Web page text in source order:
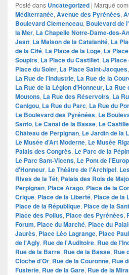
Posté dans Uncategorized | Marqué
Méditerranée, Avenue des Pyrénées,
Boulevard Clemenceau, Boulevard de
la Mer, La Chapelle Notre-Dame-des-
Jean, La Maison de la Catalanité, La
de la Cité, La Place de la Loge, La
Soupirs, La Place du Castillet, La
Place du Soler, La Place Saint-Jacques,
La Rue de l’Industrie, La Rue de la
La Rue de la Légion d'Honneur, La Rue
Moutons, La Rue des Réservoirs, La
Canigou, La Rue du Parc, La Rue du
Le Boulevard des Pyrénées, Le
Santo, Le Canal de la Basse, Le
Château de Perpignan, Le Jardin de la
Le Musée d’Art Moderne, Le Musée
Palais des Congrès, Le Parc de la
Le Parc Sant-Vicens, Le Pont de
d'Honneur, Le Théâtre de l'Archipel,
Rives de la Têt, Palais des Rois de
Perpignan, Place Arago, Place de la
Crique, Place de la Liberté, Place de la
Place de la République, Place de la
Place des Poilus, Place des Pyrénées,
Forum, Place du Marché, Place du
Jaurès, Place Léo Lagrange, Place
de l'Agly, Rue de l'Auditoire, Rue de
Rue de la Barre, Rue de la Basse, Rue
Cloche d'Or, Rue de la Couronne, Rue
Fusterie, Rue de la Gare, Rue de la